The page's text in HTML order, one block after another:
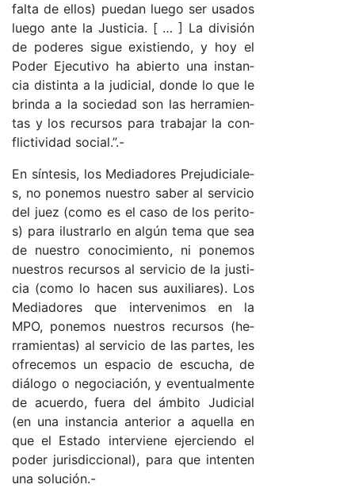
fal­ta de ello­s) pue­dan lue­go ser usa­dos
lue­go an­te la Jus­ti­cia. [ … ] La di­vi­sión
de po­de­res si­gue exis­tien­do, y hoy el
Po­der Eje­cu­ti­vo ha abier­to una ins­tan­
cia dis­tin­ta a la ju­di­cia­l, don­de lo que le
brin­da a la so­cie­dad son las he­rra­mien­
tas y los re­cur­sos pa­ra tra­ba­jar la con­
flic­ti­vi­dad so­cia­l.”.-
En sín­te­sis, los Me­dia­do­res Pre­ju­di­cia­le­
s, no po­ne­mos nues­tro sa­ber al ser­vi­cio
del juez (co­mo es el ca­so de los pe­ri­to­
s) pa­ra ilus­trar­lo en al­gún te­ma que sea
de nues­tro co­no­ci­mien­to, ni po­ne­mos
nues­tros re­cur­sos al ser­vi­cio de la jus­ti­
cia (co­mo lo ha­cen sus au­xi­lia­res). Los
Me­dia­do­res que in­ter­ve­ni­mos en la
MPO, po­ne­mos nues­tros re­cur­sos (he­
rra­mien­ta­s) al ser­vi­cio de las par­tes, les
ofre­ce­mos un es­pa­cio de es­cu­cha, de
diá­lo­go o ne­go­cia­ció­n, y even­tual­men­te
de acuer­do, fue­ra del ám­bi­to Ju­di­cial
(en una ins­tan­cia an­te­rior a aque­lla en
que el Es­ta­do in­ter­vie­ne ejer­cien­do el
po­der ju­ris­dic­cio­na­l), pa­ra que in­ten­ten
una so­lu­ció­n.-